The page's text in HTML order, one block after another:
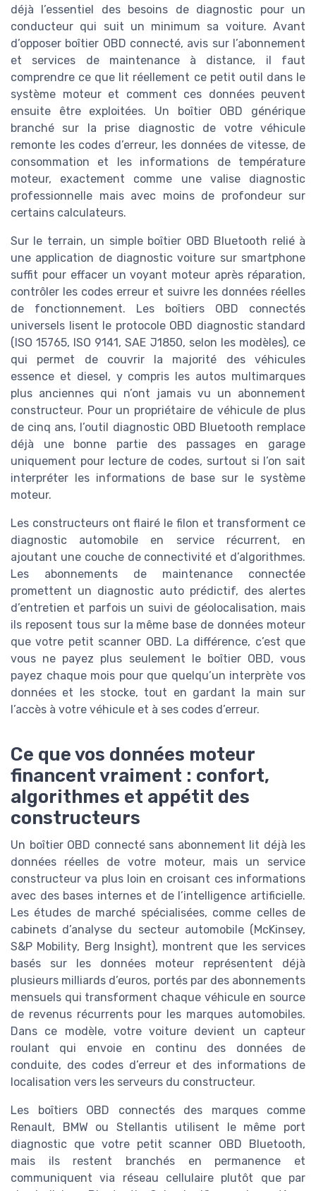
déjà l’essentiel des besoins de diagnostic pour un
conducteur qui suit un minimum sa voiture. Avant
d’opposer boîtier OBD connecté, avis sur l’abonnement
et services de maintenance à distance, il faut
comprendre ce que lit réellement ce petit outil dans le
système moteur et comment ces données peuvent
ensuite être exploitées. Un boîtier OBD générique
branché sur la prise diagnostic de votre véhicule
remonte les codes d’erreur, les données de vitesse, de
consommation et les informations de température
moteur, exactement comme une valise diagnostic
professionnelle mais avec moins de profondeur sur
certains calculateurs.
Sur le terrain, un simple boîtier OBD Bluetooth relié à
une application de diagnostic voiture sur smartphone
suffit pour effacer un voyant moteur après réparation,
contrôler les codes erreur et suivre les données réelles
de fonctionnement. Les boîtiers OBD connectés
universels lisent le protocole OBD diagnostic standard
(ISO 15765, ISO 9141, SAE J1850, selon les modèles), ce
qui permet de couvrir la majorité des véhicules
essence et diesel, y compris les autos multimarques
plus anciennes qui n’ont jamais vu un abonnement
constructeur. Pour un propriétaire de véhicule de plus
de cinq ans, l’outil diagnostic OBD Bluetooth remplace
déjà une bonne partie des passages en garage
uniquement pour lecture de codes, surtout si l’on sait
interpréter les informations de base sur le système
moteur.
Les constructeurs ont flairé le filon et transforment ce
diagnostic automobile en service récurrent, en
ajoutant une couche de connectivité et d’algorithmes.
Les abonnements de maintenance connectée
promettent un diagnostic auto prédictif, des alertes
d’entretien et parfois un suivi de géolocalisation, mais
ils reposent tous sur la même base de données moteur
que votre petit scanner OBD. La différence, c’est que
vous ne payez plus seulement le boîtier OBD, vous
payez chaque mois pour que quelqu’un interprète vos
données et les stocke, tout en gardant la main sur
l’accès à votre véhicule et à ses codes d’erreur.
Ce que vos données moteur
financent vraiment : confort,
algorithmes et appétit des
constructeurs
Un boîtier OBD connecté sans abonnement lit déjà les
données réelles de votre moteur, mais un service
constructeur va plus loin en croisant ces informations
avec des bases internes et de l’intelligence artificielle.
Les études de marché spécialisées, comme celles de
cabinets d’analyse du secteur automobile (McKinsey,
S&P Mobility, Berg Insight), montrent que les services
basés sur les données moteur représentent déjà
plusieurs milliards d’euros, portés par des abonnements
mensuels qui transforment chaque véhicule en source
de revenus récurrents pour les marques automobiles.
Dans ce modèle, votre voiture devient un capteur
roulant qui envoie en continu des données de
conduite, des codes d’erreur et des informations de
localisation vers les serveurs du constructeur.
Les boîtiers OBD connectés des marques comme
Renault, BMW ou Stellantis utilisent le même port
diagnostic que votre petit scanner OBD Bluetooth,
mais ils restent branchés en permanence et
communiquent via réseau cellulaire plutôt que par